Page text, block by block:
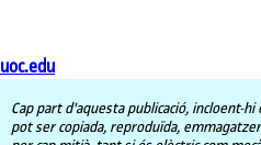
uoc.edu
Cap part d'aquesta publicació, incloent-
pot ser copiada, reproduïda,